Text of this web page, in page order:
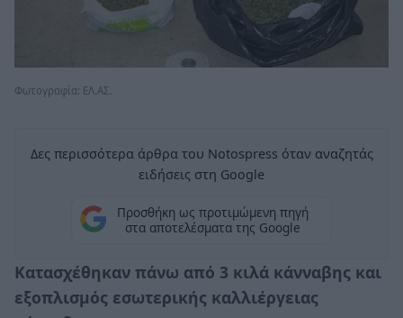
Φωτογραφία: ΕΛ.ΑΣ.
Δες περισσότερα άρθρα του Notospress όταν αναζητάς
ειδήσεις στη Google
Προσθήκη ως προτιμώμενη πηγή
στα αποτελέσματα της Google
Κατασχέθηκαν πάνω από 3 κιλά κάνναβης και
εξοπλισμός εσωτερικής καλλιέργειας